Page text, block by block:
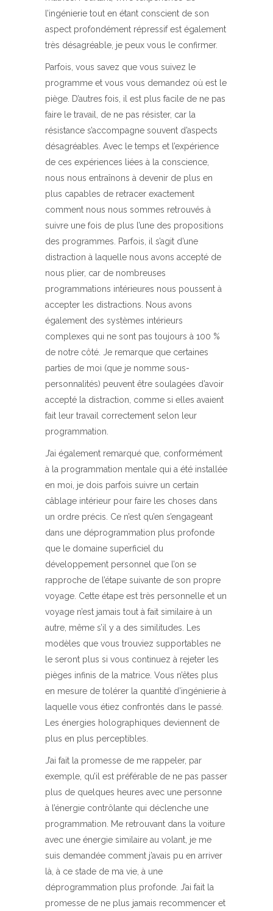
l’ingénierie tout en étant conscient de son
aspect profondément répressif est également
très désagréable, je peux vous le confirmer.
Parfois, vous savez que vous suivez le
programme et vous vous demandez où est le
piège. D’autres fois, il est plus facile de ne pas
faire le travail, de ne pas résister, car la
résistance s’accompagne souvent d’aspects
désagréables. Avec le temps et l’expérience
de ces expériences liées à la conscience,
nous nous entraînons à devenir de plus en
plus capables de retracer exactement
comment nous nous sommes retrouvés à
suivre une fois de plus l’une des propositions
des programmes. Parfois, il s’agit d’une
distraction à laquelle nous avons accepté de
nous plier, car de nombreuses
programmations intérieures nous poussent à
accepter les distractions. Nous avons
également des systèmes intérieurs
complexes qui ne sont pas toujours à 100 %
de notre côté. Je remarque que certaines
parties de moi (que je nomme sous-
personnalités) peuvent être soulagées d’avoir
accepté la distraction, comme si elles avaient
fait leur travail correctement selon leur
programmation.
J’ai également remarqué que, conformément
à la programmation mentale qui a été installée
en moi, je dois parfois suivre un certain
câblage intérieur pour faire les choses dans
un ordre précis. Ce n’est qu’en s’engageant
dans une déprogrammation plus profonde
que le domaine superficiel du
développement personnel que l’on se
rapproche de l’étape suivante de son propre
voyage. Cette étape est très personnelle et un
voyage n’est jamais tout à fait similaire à un
autre, même s’il y a des similitudes. Les
modèles que vous trouviez supportables ne
le seront plus si vous continuez à rejeter les
pièges infinis de la matrice. Vous n’êtes plus
en mesure de tolérer la quantité d’ingénierie à
laquelle vous étiez confrontés dans le passé.
Les énergies holographiques deviennent de
plus en plus perceptibles.
J’ai fait la promesse de me rappeler, par
exemple, qu’il est préférable de ne pas passer
plus de quelques heures avec une personne
à l’énergie contrôlante qui déclenche une
programmation. Me retrouvant dans la voiture
avec une énergie similaire au volant, je me
suis demandée comment j’avais pu en arriver
là, à ce stade de ma vie, à une
déprogrammation plus profonde. J’ai fait la
promesse de ne plus jamais recommencer et